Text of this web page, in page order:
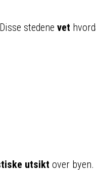
stedene vet
utsikt over byen.